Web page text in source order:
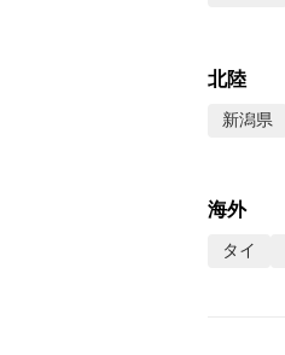
北陸
新潟県
海外
タイ